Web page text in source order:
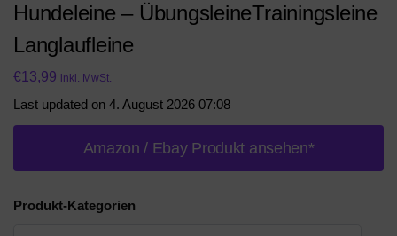
Hundeleine – ÜbungsleineTrainingsleine
Langlaufleine
€13,99 inkl. MwSt.
Last updated on 4. August 2026 07:08
Amazon / Ebay Produkt ansehen*
Produkt-Kategorien